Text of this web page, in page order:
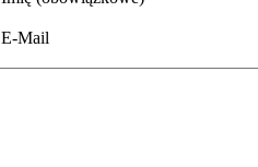
E-Mail